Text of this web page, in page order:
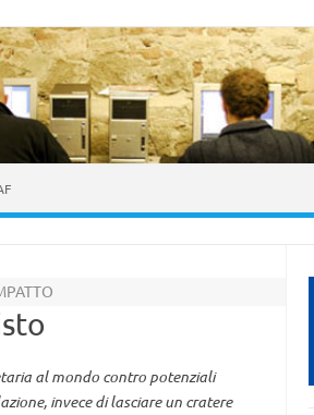
al mondo contro potenziali
invece di lasciare un cratere